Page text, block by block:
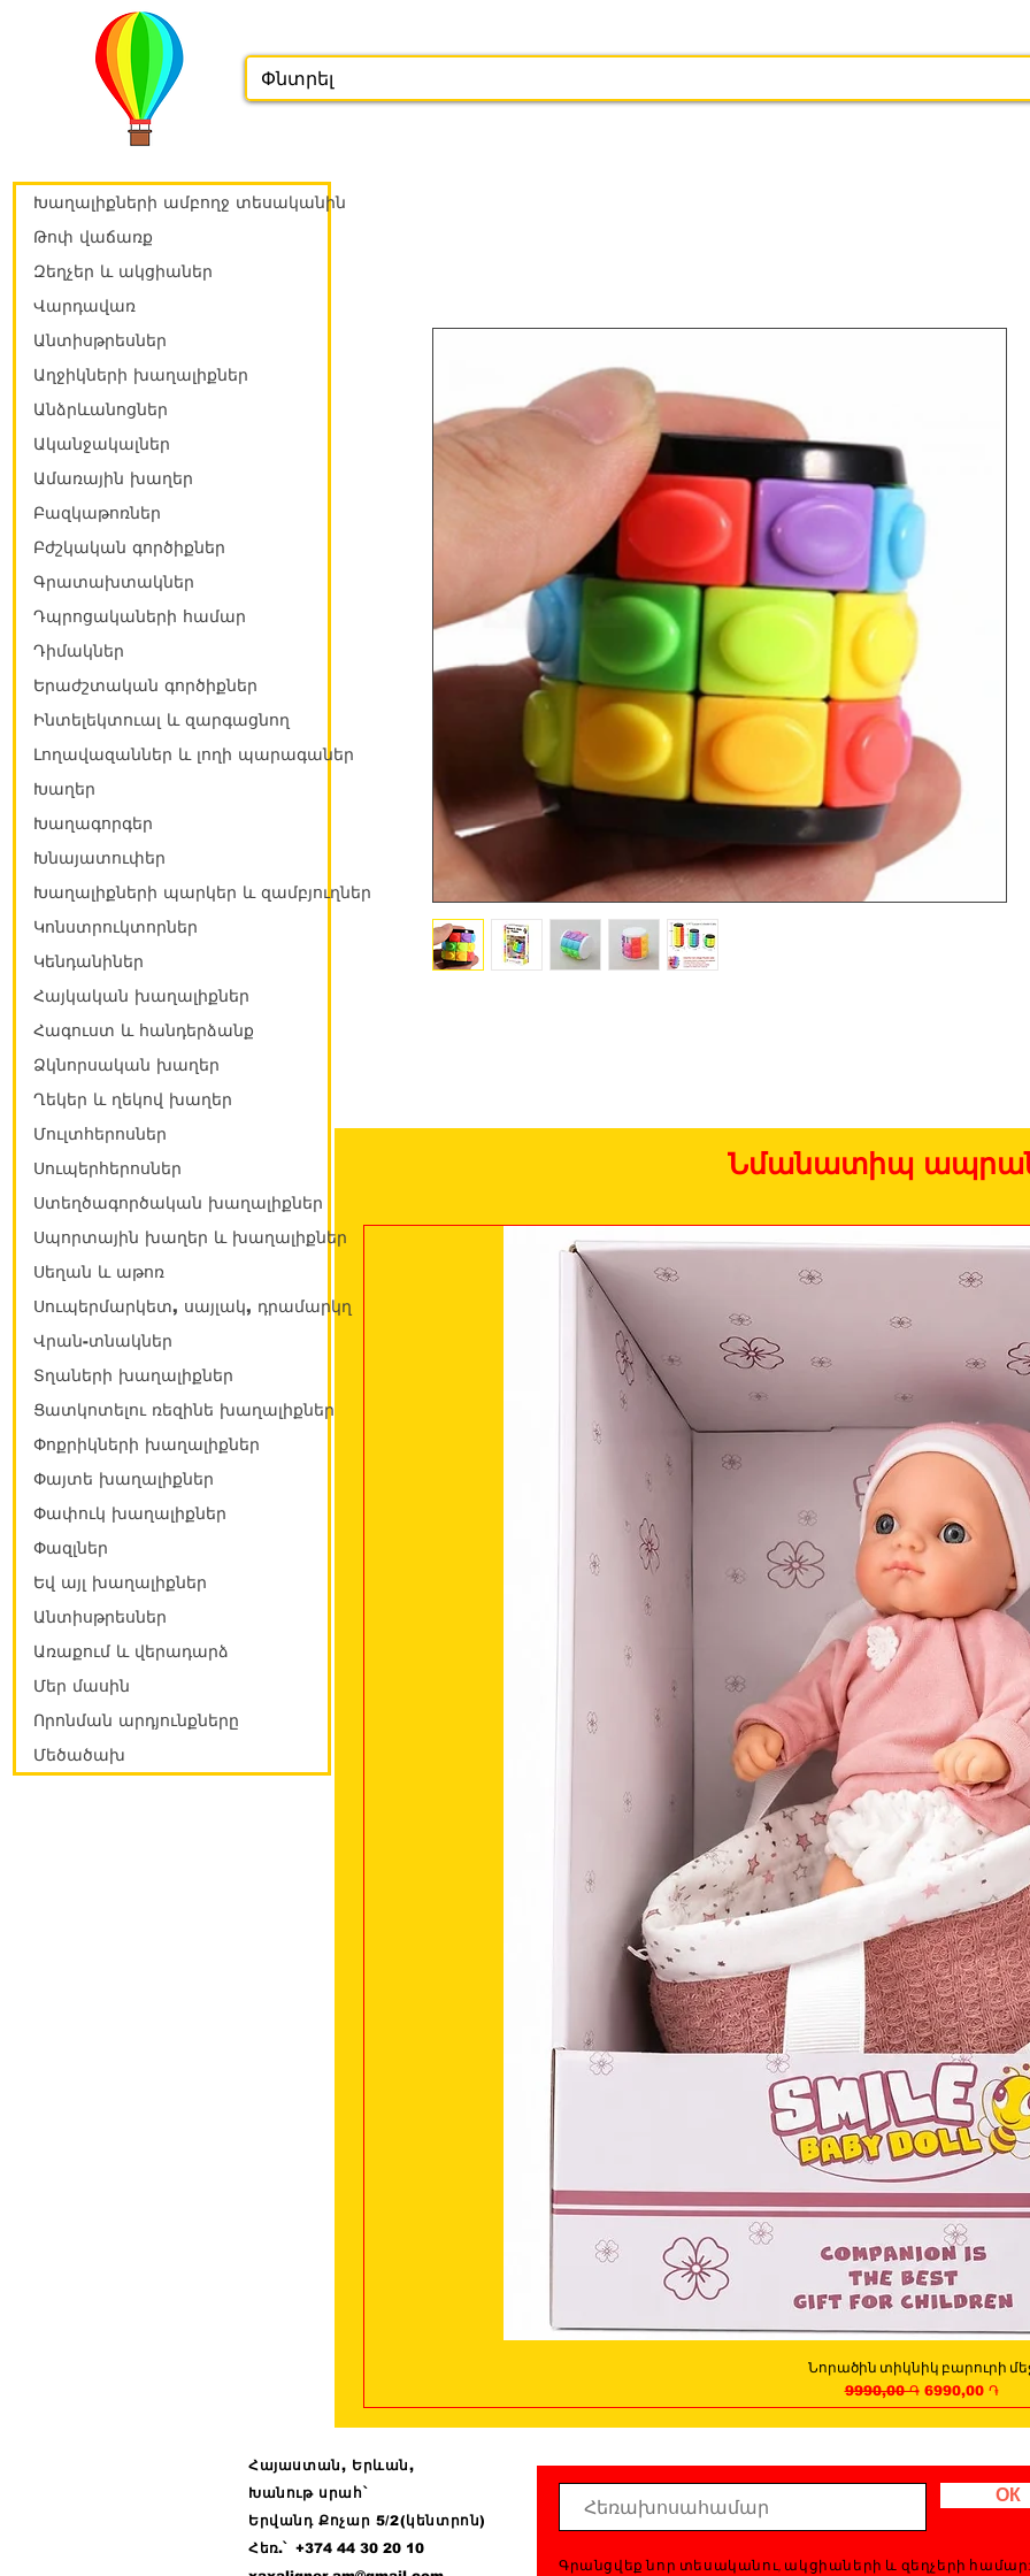
Նմանատիպ
Quick View
Նորածին տիկնիկ բարուրի
Regular Price
9990,00 ֏ Sale Price
6990,00 ֏
Խաղալիքների ամբողջ տեսականին
Թոփ վաճառք
Զեղչեր և ակցիաներ
Վարդավառ
Անտիսթրեսներ
Աղջիկների խաղալիքներ
Անձրևանոցներ
Ականջակալներ
Ամառային խաղեր
Բազկաթոռներ
Բժշկական գործիքներ
Գրատախտակներ
Դպրոցակաների համար
Դիմակներ
Երաժշտական գործիքներ
Ինտելեկտուալ և զարգացնող
Լողավազաններ և լողի պարագաներ
Խաղեր
Խաղագորգեր
Խնայատուփեր
Խաղալիքների պարկեր և զամբյուղներ
Կոնստրուկտորներ
Կենդանիներ
Հայկական խաղալիքներ
Հագուստ և հանդերձանք
Ձկնորսական խաղեր
Ղեկեր և ղեկով խաղեր
Մուլտհերոսներ
Սուպերհերոսներ
Ստեղծագործական խաղալիքներ
Սպորտային խաղեր և խաղալիքներ
Սեղան և աթոռ
Սուպերմարկետ, սայլակ, դրամարկղ
Վրան-տնակներ
Տղաների խաղալիքներ
Ցատկոտելու ռեզինե խաղալիքներ
Փոքրիկների խաղալիքներ
Փայտե խաղալիքներ
Փափուկ խաղալիքներ
Փազլներ
Եվ այլ խաղալիքներ
Անտիսթրեսներ
Առաքում և վերադարձ
Մեր մասին
Որոնման արդյունքները
Մեծածախ
Հայաստան, Երևան,
Խանութ սրահ՝
Երվանդ Քոչար 5/2(կենտրոն)
Հեռ.՝ +374 4430 20 10
ОК
Գրանցվեք նոր տեսականու, ակցիաների և զեղչերի